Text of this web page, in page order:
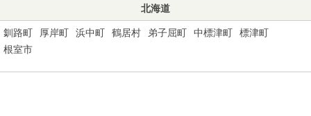
北海道
釧路町 厚岸町 浜中町 鶴居村 弟子屈町 中標津町
標津町
根室市